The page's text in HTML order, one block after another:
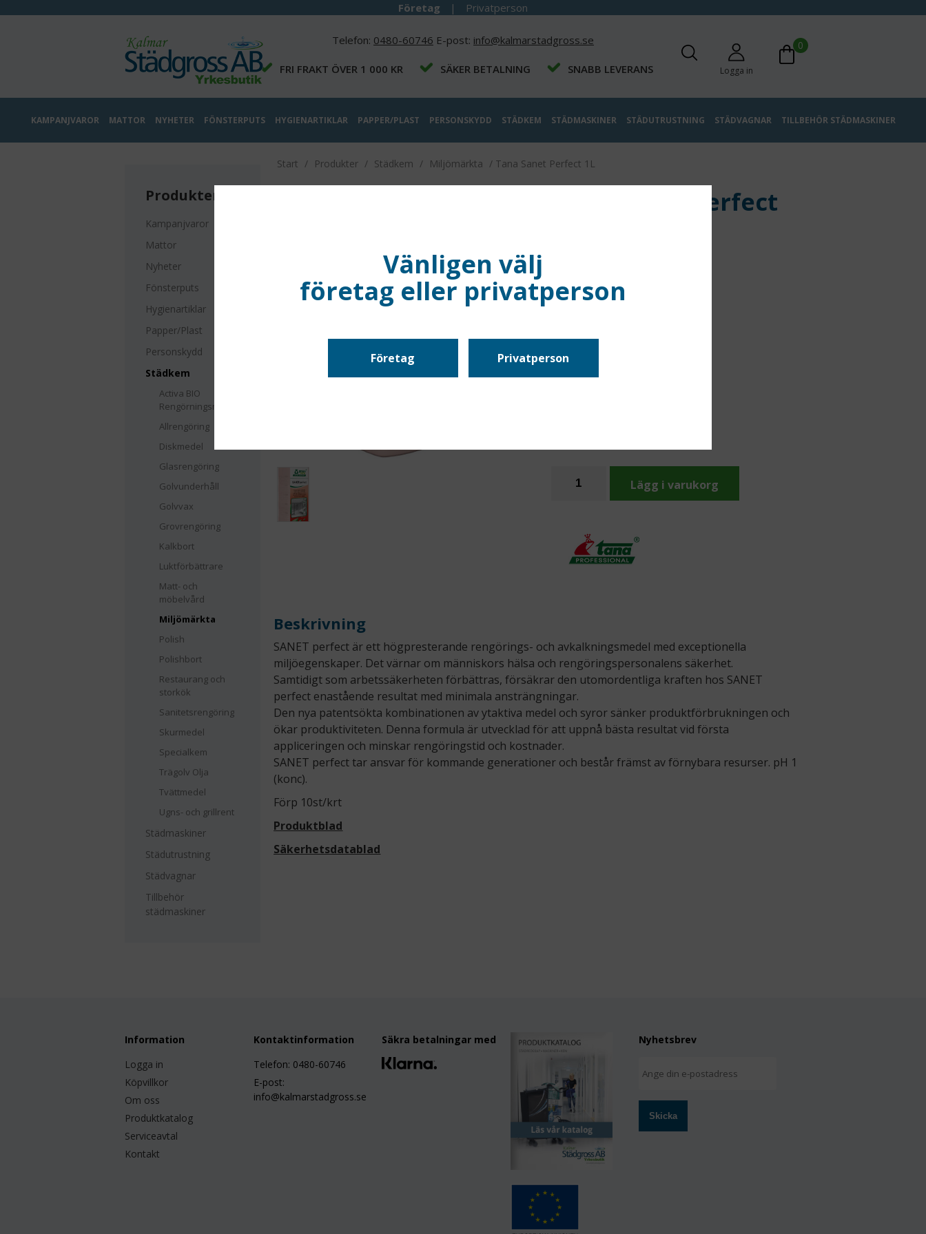
Företag | Privatperson
Telefon: 0480-60746 E-post: info@kalmarstadgross.se
FRI FRAKT ÖVER 1 000 KR SÄKER BETALNING SNABB LEVERANS Logga in
0
KAMPANJVAROR MATTOR NYHETER FÖNSTERPUTS HYGIENARTIKLAR PAPPER/PLAST PERSONSKYDD STÄDKEM STÄDMASKINER STÄDUTRUSTNING STÄDVAGNAR TILLBEHÖR STÄDMASKINER
Produkter
Kampanjvaror
Mattor
Nyheter
Fönsterputs
Hygienartiklar
Papper/Plast
Personskydd
Städkem
Activa BIO
Rengörningsmedel
Allrengöring
Diskmedel
Glasrengöring
Golvunderhåll
Golvvax
Grovrengöring
Kalkbort
Luktförbättrare
Matt- och
möbelvård
Miljömärkta
Polish
Polishbort
Restaurang och
storkök
Sanitetsrengöring
Skurmedel
Specialkem
Trägolv Olja
Tvättmedel
Ugns- och grillrent
Städmaskiner
Städutrustning
Städvagnar
Tillbehör
städmaskiner
Start / Produkter / Städkem / Miljömärkta / Tana Sanet Perfect 1L
Tana Sanet Perfect
79,00 kr
Sanitärrengörings- och
avkalkningsmedel
Lägg i varukorg
Beskrivning
SANET perfect är ett högpresterande rengörings- och avkalkningsmedel med exceptionella
miljöegenskaper. Det värnar om människors hälsa och rengöringspersonalens säkerhet.
Samtidigt som arbetssäkerheten förbättras, försäkrar den utomordentliga kraften hos SANET
perfect enastående resultat med minimala ansträngningar.
Den nya patentsökta kombinationen av ytaktiva medel och syror sänker produktförbrukningen och
ökar produktiviteten. Denna formula är utvecklad för att uppnå bästa resultat vid första
appliceringen och minskar rengöringstid och kostnader.
SANET perfect tar ansvar för kommande generationer och består främst av förnybara resurser. pH 1
(konc).
Förp 10st/krt
Produktblad
Säkerhetsdatablad
Information
Logga in
Köpvillkor
Om oss
Produktkatalog
Serviceavtal
Kontakt
Kontaktinformation
Telefon: 0480-60746
E-post:
info@kalmarstadgross.se
Säkra betalningar med Nyhetsbrev
Vänligen välj
företag eller privatperson
Företag Privatperson